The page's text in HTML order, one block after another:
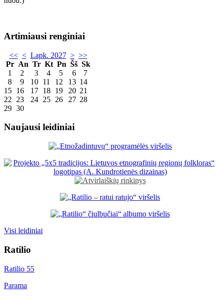
Artimiausi renginiai
<< < Lapk. 2027 > >>
Pr An Tr Kt Pn Šš Sk
1
2 3 4 5 6
7
8
9 10 11 12 13 14
15 16 17 18 19 20 21
22
23 24 25 26 27 28
29 30
Naujausi leidiniai
Visi leidiniai
Ratilio
Ratilio 55
Parama